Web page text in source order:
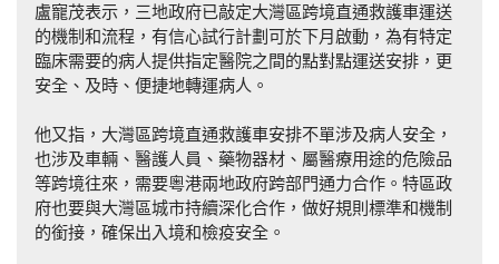
盧寵茂表示，三地政府已敲定大灣區跨境直通救護車運送
的機制和流程，有信心試行計劃可於下月啟動，為有特定
臨床需要的病人提供指定醫院之間的點對點運送安排，更
安全、及時、便捷地轉運病人。
他又指，大灣區跨境直通救護車安排不單涉及病人安全，
也涉及車輛、醫護人員、藥物器材、屬醫療用途的危險品
等跨境往來，需要粵港兩地政府跨部門通力合作。特區政
府也要與大灣區城市持續深化合作，做好規則標準和機制
的銜接，確保出入境和檢疫安全。